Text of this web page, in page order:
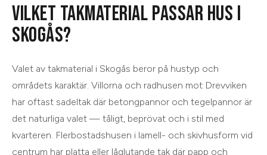
VILKET TAKMATERIAL PASSAR HUS I
SKOGÅS?
Valet av takmaterial i Skogås beror på hustyp och
områdets karaktär. Villorna och radhusen mot Drevviken
har oftast sadeltak där betongpannor och tegelpannor är
det naturliga valet — tåligt, beprövat och i stil med
kvarteren. Flerbostadshusen i lamell- och skivhusform vid
centrum har platta eller låglutande tak där papp och